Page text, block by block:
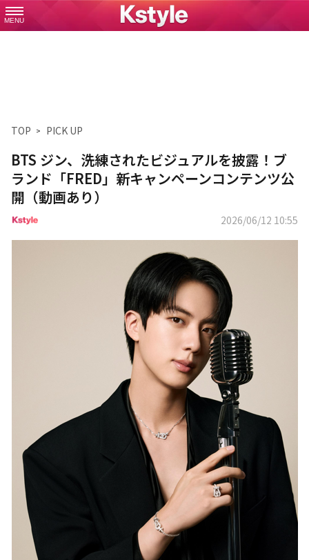
MENU
TOP PICK UP
BTS ジン、洗練されたビジュアルを披露！ブ
ランド「FRED」新キャンペーンコンテンツ公
開（動画あり）
2026/06/12 10:55